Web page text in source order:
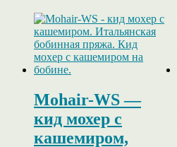
Mohair-WS —
кид мохер c
кашемиром,